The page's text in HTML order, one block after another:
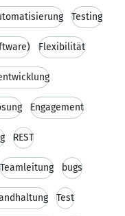
Testing
Flexibilität
Engagement
REST
Teamleitung bugs
Test